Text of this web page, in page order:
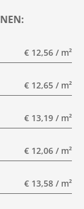
€ 12,56 / m²
€ 12,65 / m²
€ 13,19 / m²
€ 12,06 / m²
€ 13,58 / m²